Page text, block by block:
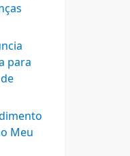
para
Meu